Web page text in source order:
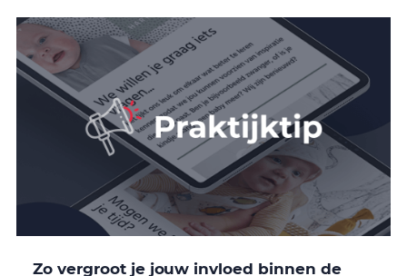
Zo vergroot je jouw invloed binnen de